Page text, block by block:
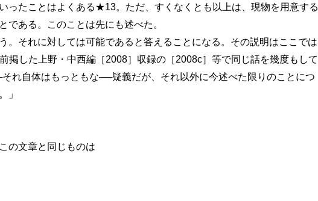
ったことはよくある★13。ただ、すくなくとも以上は、現物を用意する
である。このことは先にも述べた。
それに対しては可能であると答えることになる。その説明はここでは
掲した上野・中西編［2008］収録の［2008c］等で同じ話を幾度もして
れ自体はもっともな──疑義だが、それ以外に今述べた限りのことにつ
」
の文章と同じものは